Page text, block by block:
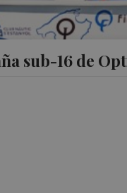
sub-16 de